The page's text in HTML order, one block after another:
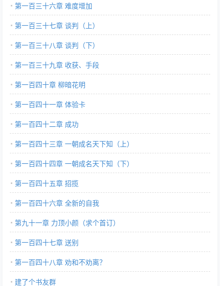
第一百三十六章 难度增加
第一百三十七章 谈判（上）
第一百三十八章 谈判（下）
第一百三十九章 收获、手段
第一百四十章 柳暗花明
第一百四十一章 体验卡
第一百四十二章 成功
第一百四十三章 一朝成名天下知（上）
第一百四十四章 一朝成名天下知（下）
第一百四十五章 招揽
第一百四十六章 全新的自我
第九十一章 力顶小颜（求个首订）
第一百四十七章 送别
第一百四十八章 劝和不劝离？
建了个书友群